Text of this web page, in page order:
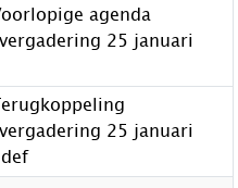
agenda
25 januari
25 januari